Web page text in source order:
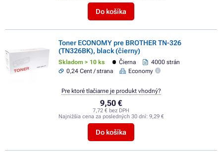
Do košíka
Toner ECONOMY pre BROTHER TN-326
(TN326BK), black (čierny)
Skladom > 10 ks Čierna
4000 strán
0,24 Cent / strana
Economy
9,50 €
7,72 € bez DPH
Najnižšia cena za posledných 30 dní: 9,29 €
Do košíka
Pre ktoré tlačiarne je produkt vhodný?